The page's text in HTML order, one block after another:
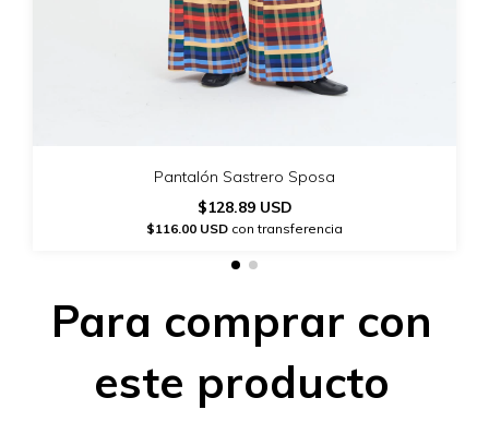
Pantalón Sastrero Sposa
$128.89 USD
$116.00 USD con transferencia
Para comprar con
este producto